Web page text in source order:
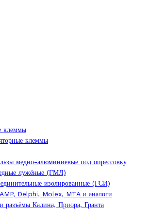
клеммы
клеммы
медно-алюминиевые под опрессовку
лужёные (ГМЛ)
изолированные (ГСИ)
Delphi, Molex, MTA и аналоги
разъёмы Калина, Приора, Гранта